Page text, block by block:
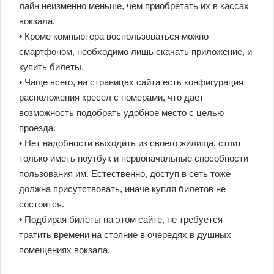
лайн неизменно меньше, чем приобретать их в кассах
вокзала.
• Кроме компьютера воспользоваться можно
смартфоном, необходимо лишь скачать приложение, и
купить билеты.
• Чаще всего, на страницах сайта есть конфигурация
расположения кресел с номерами, что даёт
возможность подобрать удобное место с целью
проезда.
• Нет надобности выходить из своего жилища, стоит
только иметь ноутбук и первоначальные способности
пользования им. Естественно, доступ в сеть тоже
должна присутствовать, иначе купля билетов не
состоится.
• Подбирая билеты на этом сайте, не требуется
тратить времени на стояние в очередях в душных
помещениях вокзала.